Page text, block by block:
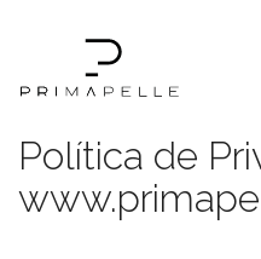
Política de